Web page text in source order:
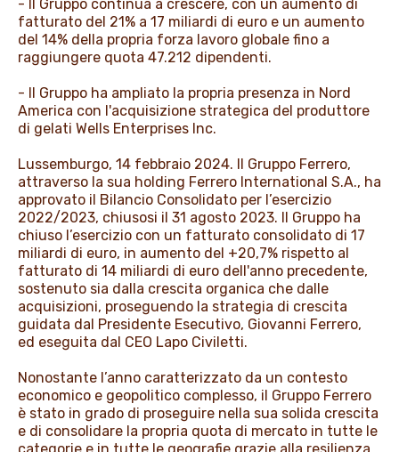
- Il Gruppo continua a crescere, con un aumento di
fatturato del 21% a 17 miliardi di euro e un aumento
del 14% della propria forza lavoro globale fino a
raggiungere quota 47.212 dipendenti.
- Il Gruppo ha ampliato la propria presenza in Nord
America con l'acquisizione strategica del produttore
di gelati Wells Enterprises Inc.
Lussemburgo, 14 febbraio 2024. Il Gruppo Ferrero,
attraverso la sua holding Ferrero International S.A., ha
approvato il Bilancio Consolidato per l’esercizio
2022/2023, chiusosi il 31 agosto 2023. Il Gruppo ha
chiuso l’esercizio con un fatturato consolidato di 17
miliardi di euro, in aumento del +20,7% rispetto al
fatturato di 14 miliardi di euro dell'anno precedente,
sostenuto sia dalla crescita organica che dalle
acquisizioni, proseguendo la strategia di crescita
guidata dal Presidente Esecutivo, Giovanni Ferrero,
ed eseguita dal CEO Lapo Civiletti.
Nonostante l’anno caratterizzato da un contesto
economico e geopolitico complesso, il Gruppo Ferrero
è stato in grado di proseguire nella sua solida crescita
e di consolidare la propria quota di mercato in tutte le